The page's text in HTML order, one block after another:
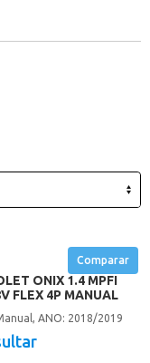
Comparar
ONIX 1.4 MPFI
FLEX 4P MANUAL
ANO: 2018/2019